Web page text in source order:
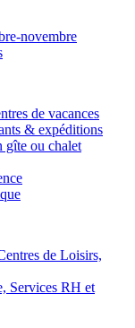
novembre
de vacances
& expéditions
gîte ou chalet
de Loisirs,
Services RH et